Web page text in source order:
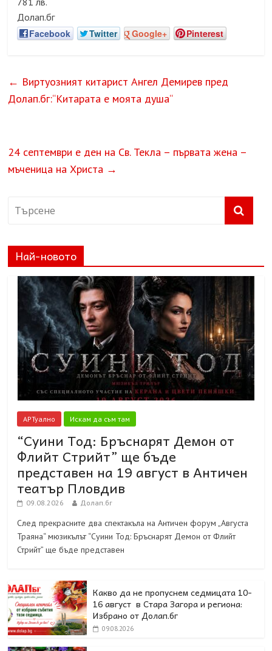
Долап.бг
Facebook
Twitter Google+ Pinterest
← Виртуозният китарист Ангел Демирев пред
Долап.бг:“Китарата е моята душа“
24 септември е ден на Св. Текла – първата жена –
мъченица на Христа →
Най-новото
АРТуално Искам да съм там
“Суини Тод: Бръснарят Демон от
Флийт Стрийт” ще бъде
представен на 19 август в Античен
театър Пловдив
09.08.2026 Долап.бг
След прекрасните два спектакъла на Античен форум „Августа
Траяна“ мюзикълът “Суини Тод: Бръснарят Демон от Флийт
Стрийт” ще бъде представен
Какво да не пропуснем седмицата 10-
16 август в Стара Загора и региона:
Избрано от Долап.бг
09.08.2026